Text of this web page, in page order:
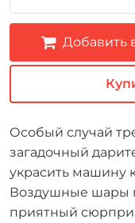
Добавить
Особый случай
загадочный
украсить машину
Воздушные шары
приятный